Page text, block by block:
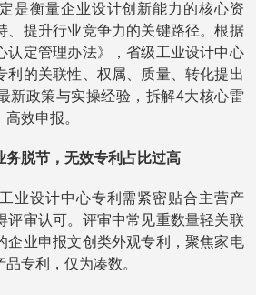
衡量企业设计创新能力的核心资
、提升行业竞争力的关键路径。根据
认定管理办法》，省级工业设计中心
利的关联性、权属、质量、转化提出
新政策与实操经验，拆解4大核心雷
效申报。
脱节，无效专利占比过高
设计中心专利需紧密贴合主营产
评审认可。评审中常见重数量轻关联
企业申报文创类外观专利，聚焦家电
专利，仅为凑数。